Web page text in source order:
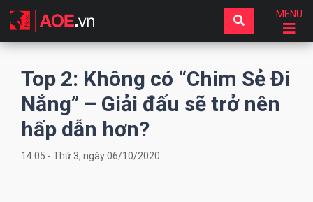
MENU
Top 2: Không có “Chim Sẻ Đi
Nắng” – Giải đấu sẽ trở nên
hấp dẫn hơn?
14:05 - Thứ 3, ngày 06/10/2020